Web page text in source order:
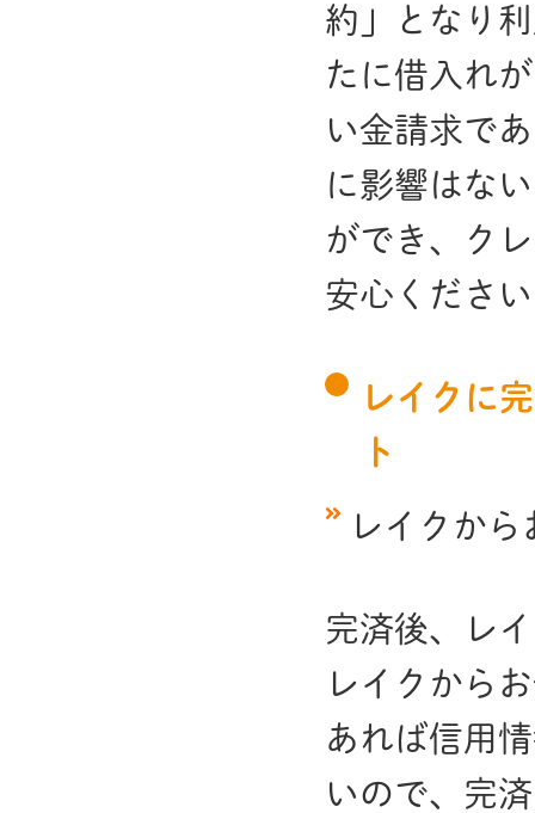
約」となり
たに借入れ
い金請求で
に影響はな
ができ、ク
安心くださ
レイクに
ト
レイクか
完済後、レ
レイクから
あれば信用
いので、完